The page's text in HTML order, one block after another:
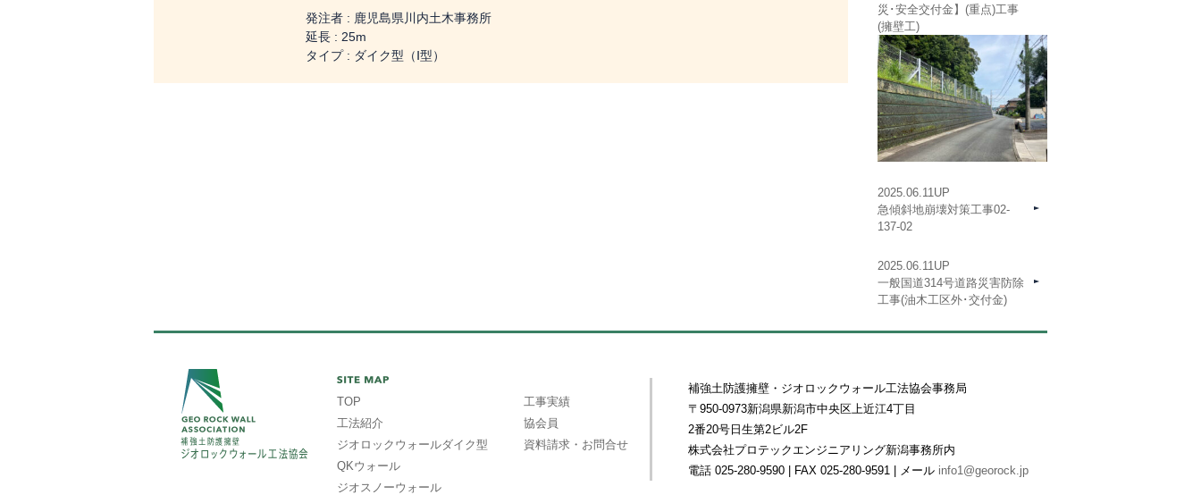
発注者 : 鹿児島県川内土木事務所
延長 : 25m
タイプ : ダイク型（Ⅰ型）
災･安全交付金】(重点)工事
(擁壁工)
2025.06.11UP
急傾斜地崩壊対策工事02-
137-02
2025.06.11UP
一般国道314号道路災害防除
工事(油木工区外･交付金)
TOP
工法紹介
ジオロックウォールダイク型
QKウォール
ジオスノーウォール
工事実績
協会員
資料請求・お問合せ
補強土防護擁壁・ジオロックウォール工法協会事務局
〒950-0973新潟県新潟市中央区上近江4丁目
2番20号日生第2ビル2F
株式会社プロテックエンジニアリング新潟事務所内
電話 025-280-9590 | FAX 025-280-9591 | メール info1@georock.jp